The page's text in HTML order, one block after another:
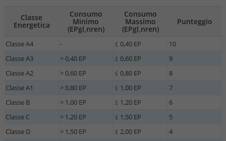
Classe
Energetica
Consumo
Minimo
(EPgl,nren)
Consumo
Massimo
(EPgl,nren)
Punteggio
Classe A4 - ≤ 0,40 EP
10
Classe A3
> 0,40 EP ≤ 0,60 EP
9
Classe A2
> 0,60 EP ≤ 0,80 EP
8
Classe A1
> 0,80 EP ≤ 1,00 EP
7
Classe B
> 1,00 EP ≤ 1,20 EP
6
Classe C
> 1,20 EP ≤ 1,50 EP
5
Classe D
> 1,50 EP ≤ 2,00 EP
4